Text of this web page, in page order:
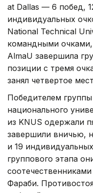
at Dallas — 6 побед,
индивидуальных
National Technical
командными очками,
AlmaU завершила
позиции с тремя
занял четвертое
Победителем
национального
из KNUS одержали
завершили вничью,
и 19
группового этапа
Фараби.